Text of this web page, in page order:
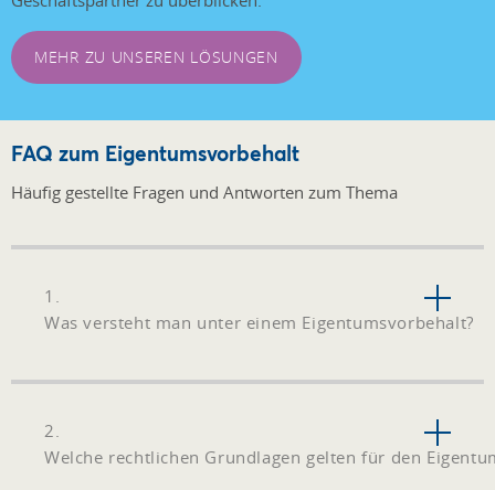
MEHR ZU UNSEREN LÖSUNGEN
FAQ zum Eigentumsvorbehalt
Häufig gestellte Fragen und Antworten zum Thema
1.
Was versteht man unter einem Eigentumsvorbehalt?
2.
Welche rechtlichen Grundlagen gelten für den